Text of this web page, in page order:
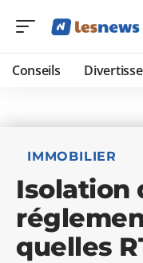
Conseils
IMMOBILIER
Isolation
quelles